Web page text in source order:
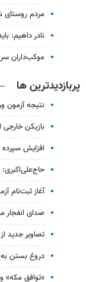
مردم روستای
نادر داهیم:
موکب‌داران
پربازدیدترین ها
نتیجه آزمون ورودی
بازیکن خارجی
افزایش سپرده
حاج‌علی‌اکبری:
آغاز ثبت‌نام‌
صدای انفجار
تصاویر جدید
دروغ بستن
«توافق مکه»